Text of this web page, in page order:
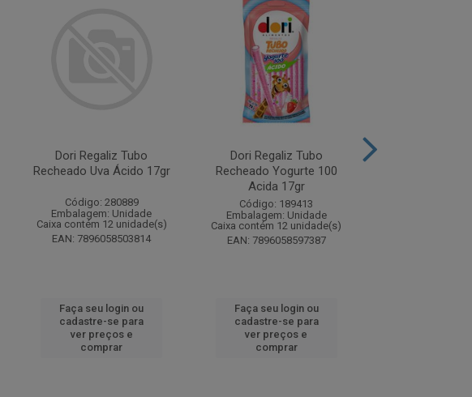
Dori Regaliz Tubo
Recheado Uva Ácido 17gr
Código: 280889
Embalagem: Unidade
Caixa contém 12 unidade(s)
EAN: 7896058503814
Faça seu login ou
cadastre-se para
ver preços e
comprar
Dori Regaliz Tubo
Recheado Yogurte 100
Acida 17gr
Código: 189413
Embalagem: Unidade
Caixa contém 12 unidade(s)
EAN: 7896058597387
Faça seu login ou
cadastre-se para
ver preços e
comprar